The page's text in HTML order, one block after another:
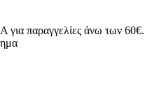
παραγγελίες άνω των 60€.